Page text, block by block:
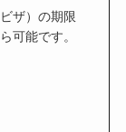
ザ）の期限
可能です。